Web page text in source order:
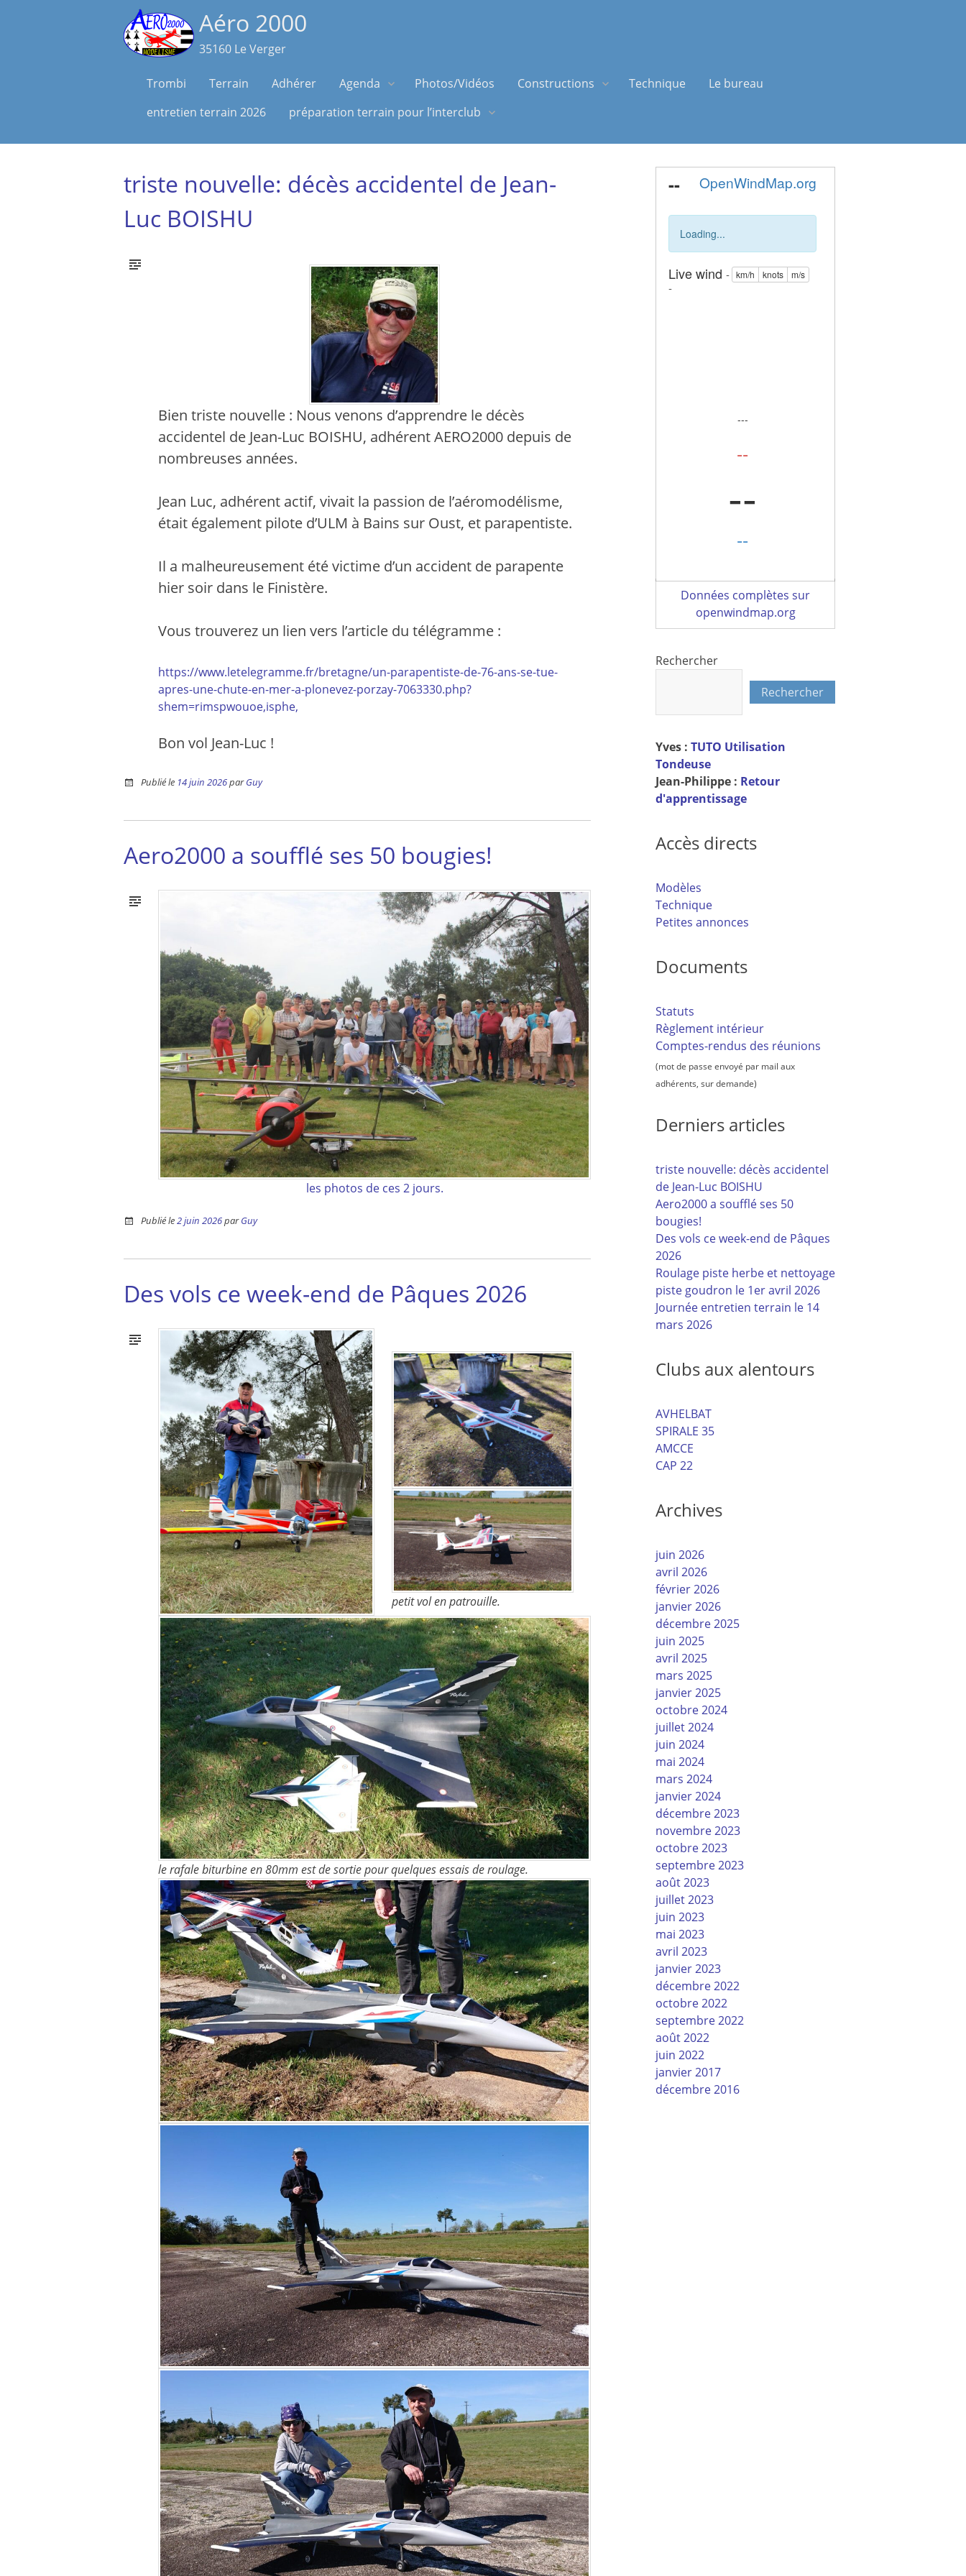
Aéro 2000
35160 Le Verger
content
Trombi Terrain Adhérer Agenda Photos/Vidéos Constructions Technique
Le bureau
entretien terrain 2026
préparation terrain pour l’interclub
triste nouvelle: décès accidentel de Jean-
Luc BOISHU
Bien triste nouvelle : Nous venons d’apprendre le décès
accidentel de Jean-Luc BOISHU, adhérent AERO2000 depuis de
nombreuses années.
Jean Luc, adhérent actif, vivait la passion de l’aéromodélisme,
était également pilote d’ULM à Bains sur Oust, et parapentiste.
Il a malheureusement été victime d’un accident de parapente
hier soir dans le Finistère.
Vous trouverez un lien vers l’article du télégramme :
https://www.letelegramme.fr/bretagne/un-parapentiste-de-76-ans-se-tue-
apres-une-chute-en-mer-a-plonevez-porzay-7063330.php?
shem=rimspwouoe,isphe,
Bon vol Jean-Luc !
Publié le 14 juin 2026parGuy
Aero2000 a soufflé ses 50 bougies!
les photos de ces 2 jours.
Publié le2 juin 2026parGuy
Des vols ce week-end de Pâques 2026
petit vol en patrouille.
le rafale biturbine en 80mm est de sortie pour quelques essais de roulage.
Données complètes sur
openwindmap.org
Rechercher
Rechercher
Yves : TUTO Utilisation
Tondeuse
Jean-Philippe : Retour
d'apprentissage
Accès directs
Modèles
Technique
Petites annonces
Documents
Statuts
Règlement intérieur
Comptes-rendus des réunions
(mot de passe envoyé par mail aux
adhérents, sur demande)
Derniers articles
triste nouvelle: décès accidentel
de Jean-Luc BOISHU
Aero2000 a soufflé ses 50
bougies!
Des vols ce week-end de Pâques
2026
Roulage piste herbe et nettoyage
piste goudron le 1er avril 2026
Journée entretien terrain le 14
mars 2026
Clubs aux alentours
AVHELBAT
SPIRALE 35
AMCCE
CAP 22
Archives
juin 2026
avril 2026
février 2026
janvier 2026
décembre 2025
juin 2025
avril 2025
mars 2025
janvier 2025
octobre 2024
juillet 2024
juin 2024
mai 2024
mars 2024
janvier 2024
décembre 2023
novembre 2023
octobre 2023
septembre 2023
août 2023
juillet 2023
juin 2023
mai 2023
avril 2023
janvier 2023
décembre 2022
octobre 2022
septembre 2022
août 2022
juin 2022
janvier 2017
décembre 2016